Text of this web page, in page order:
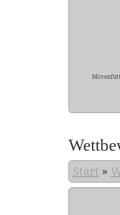
Start »